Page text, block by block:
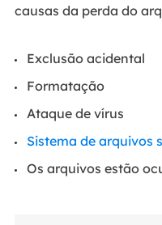
causas da perda do
Exclusão acidental
Formatação
Ataque de vírus
Sistema de arquivos
Os arquivos estão